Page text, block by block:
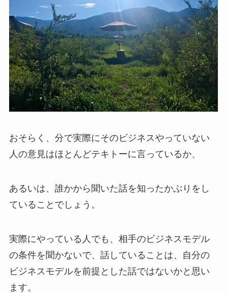
おそらく、分で実際にそのビジネスやっていない
人の意見はほとんどテキトーに言っているか、
あるいは、誰かから聞いた話を知ったかぶりをし
ていることでしょう。
実際にやっている人でも、相手のビジネスモデル
の条件を聞かないで、話していることは、自分の
ビジネスモデルを前提とした話ではないかと思い
ます。